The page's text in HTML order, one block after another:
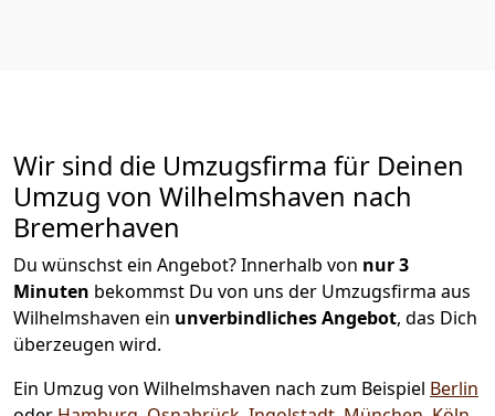
Wir sind die Umzugsfirma für Deinen
Umzug von Wilhelmshaven nach
Bremer­haven
Du wünschst ein Angebot? Innerhalb von nur 3
Minuten bekommst Du von uns der Umzugsfirma aus
Wilhelmshaven ein unverbindliches Angebot, das Dich
überzeugen wird.
Ein Umzug von Wilhelmshaven nach zum Beispiel Berlin